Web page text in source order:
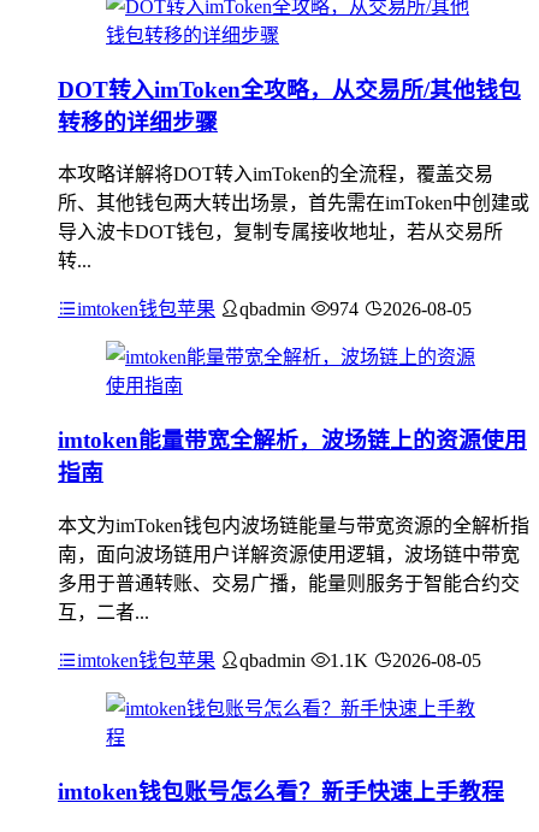
DOT转入imToken全攻略，从交易所/其他钱包
转移的详细步骤
本攻略详解将DOT转入imToken的全流程，覆盖交易
所、其他钱包两大转出场景，首先需在imToken中创建或
导入波卡DOT钱包，复制专属接收地址，若从交易所
转...
imtoken钱包苹果 qbadmin 974 2026-08-05
imtoken能量带宽全解析，波场链上的资源使用
指南
本文为imToken钱包内波场链能量与带宽资源的全解析指
南，面向波场链用户详解资源使用逻辑，波场链中带宽
多用于普通转账、交易广播，能量则服务于智能合约交
互，二者...
imtoken钱包苹果 qbadmin 1.1K 2026-08-05
imtoken钱包账号怎么看？新手快速上手教程